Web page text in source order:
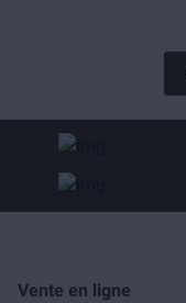
Vente en ligne